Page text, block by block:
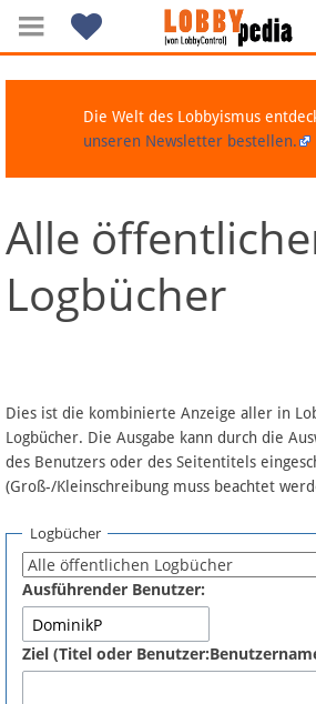
Navigation
Über Lobbypedia
Artikel nach Kategorien
FAQ
Fördermitglied werden
Fehler melden
Die Welt des Lobbyismus
unseren Newsletter bestellen.
Alle
Logbücher
Dies ist die kombinierte Anzeige aller in
Logbücher. Die Ausgabe kann durch die
des Benutzers oder des Seitentitels
(Groß-/Kleinschreibung muss beachtet
Logbücher
Ausführender Benutzer:
Ziel (Titel oder